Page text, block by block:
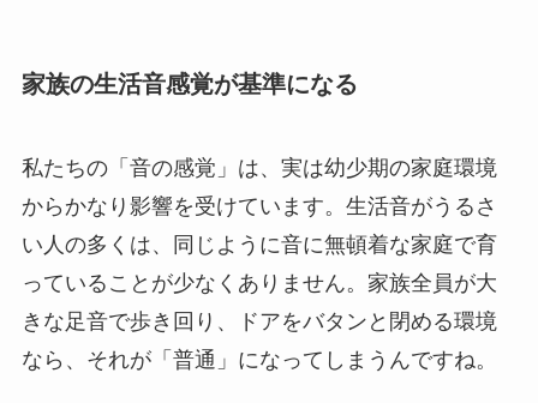
家族の生活音感覚が基準になる
私たちの「音の感覚」は、実は幼少期の家庭環境
からかなり影響を受けています。生活音がうるさ
い人の多くは、同じように音に無頓着な家庭で育
っていることが少なくありません。家族全員が大
きな足音で歩き回り、ドアをバタンと閉める環境
なら、それが「普通」になってしまうんですね。